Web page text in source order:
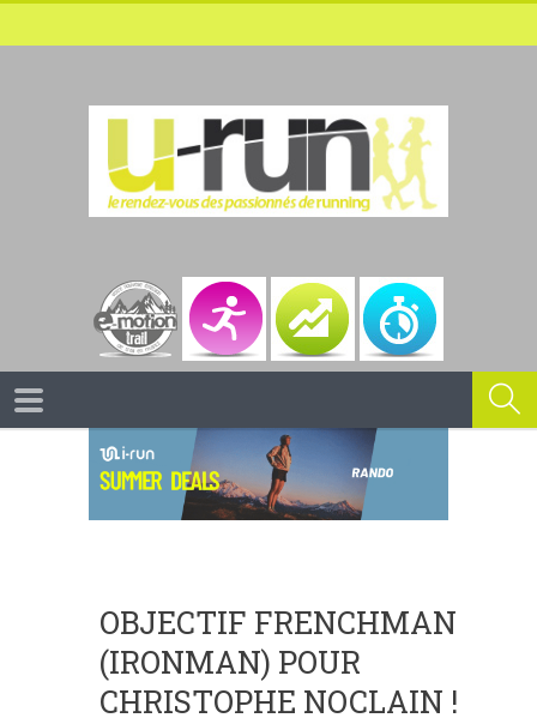
OBJECTIF FRENCHMAN
(IRONMAN) POUR
CHRISTOPHE NOCLAIN !